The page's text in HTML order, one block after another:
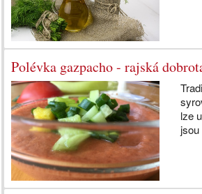
Polévka gazpacho - rajská
lze